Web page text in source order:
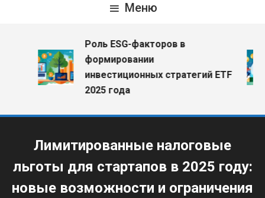
Меню
Роль ESG-факторов в
формировании
инвестиционных стратегий ETF
2025 года
Лимитированные налоговые
льготы для стартапов в 2025 году:
новые возможности и ограничения